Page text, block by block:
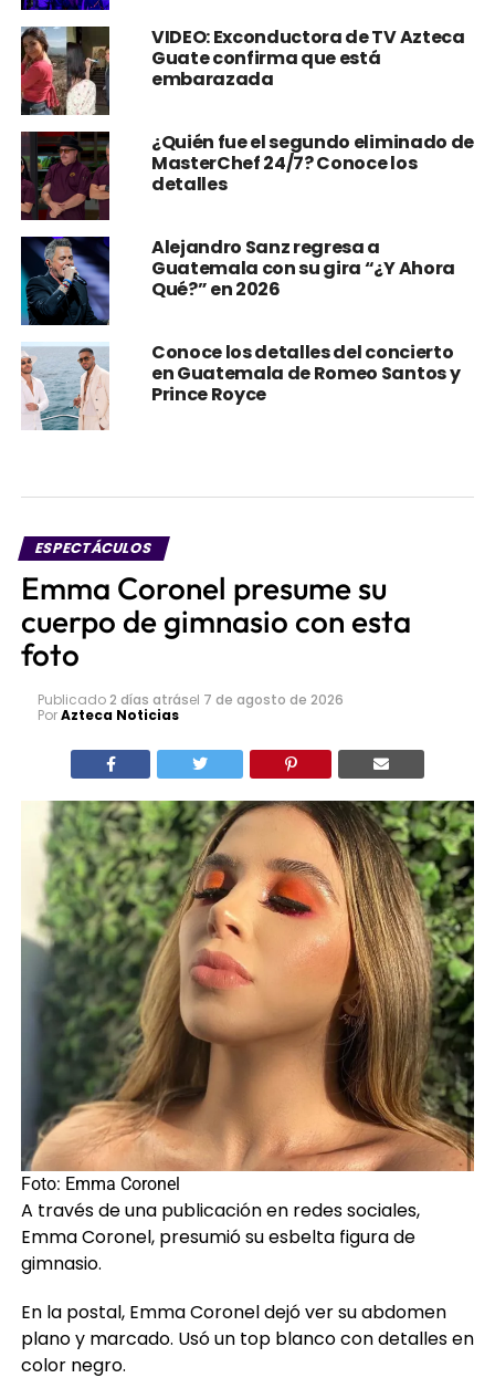
VIDEO: Exconductora de TV Azteca
Guate confirma que está
embarazada
¿Quién fue el segundo eliminado de
MasterChef 24/7? Conoce los
detalles
Alejandro Sanz regresa a
Guatemala con su gira “¿Y Ahora
Qué?” en 2026
Conoce los detalles del concierto
en Guatemala de Romeo Santos y
Prince Royce
ESPECTÁCULOS
Emma Coronel presume su
cuerpo de gimnasio con esta
foto
Publicado2 días atrásel 7 de agosto de 2026
PorAzteca Noticias
Foto: Emma Coronel
A través de una publicación en redes sociales,
Emma Coronel, presumió su esbelta figura de
gimnasio.
En la postal, Emma Coronel dejó ver su abdomen
plano y marcado. Usó un top blanco con detalles en
color negro.